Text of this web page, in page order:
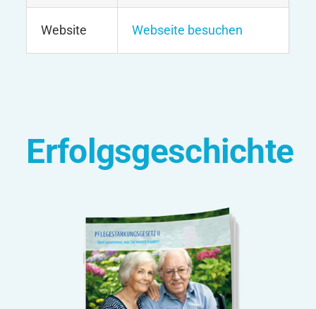
Website Webseite besuchen
Erfolgsgeschichte